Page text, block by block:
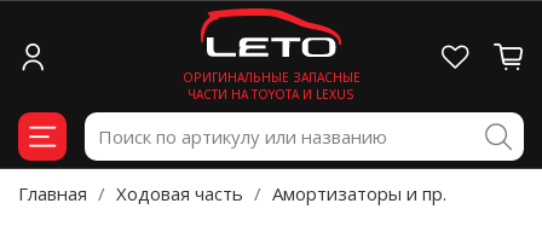
ОРИГИНАЛЬНЫЕ ЗАПАСНЫЕ
ЧАСТИ НА TOYOTA И LEXUS
Главная Ходовая часть Амортизаторы и пр.